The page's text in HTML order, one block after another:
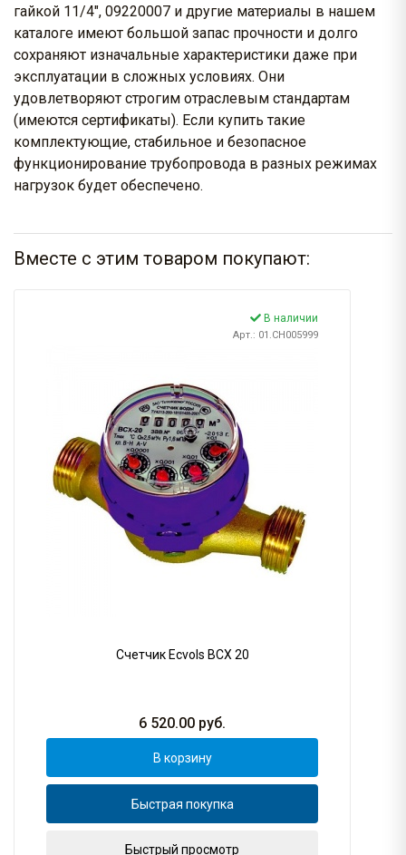
гайкой 11/4", 09220007 и другие материалы в нашем
каталоге имеют большой запас прочности и долго
сохраняют изначальные характеристики даже при
эксплуатации в сложных условиях. Они
удовлетворяют строгим отраслевым стандартам
(имеются сертификаты). Если купить такие
комплектующие, стабильное и безопасное
функционирование трубопровода в разных режимах
нагрузок будет обеспечено.
Вместе с этим товаром покупают:
В наличии
Арт.: 01.CH005999
Счетчик Ecvols ВСХ 20
6 520.00 руб.
В корзину
Быстрая покупка
Быстрый просмотр